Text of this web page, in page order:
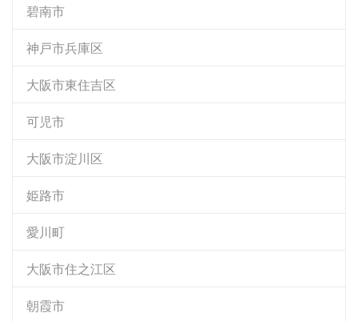
碧南市
神戸市兵庫区
大阪市東住吉区
可児市
大阪市淀川区
姫路市
愛川町
大阪市住之江区
朝霞市